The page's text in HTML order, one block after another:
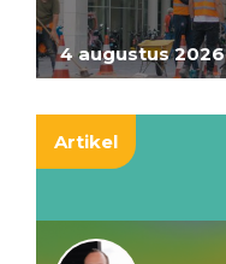
4 augustus 2026
Artikel